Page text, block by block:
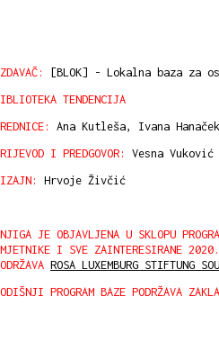
[BLOK] - Lokalna baza za
TENDENCIJA
Ana Kutleša, Ivana
I PREDGOVOR:
Vesna Vuković
Hrvoje Živčić
JE OBJAVLJENA U SKLOPU
I SVE ZAINTERESIRANE
ROSA LUXEMBURG STIFTUNG
PROGRAM BAZE PODRŽAVA